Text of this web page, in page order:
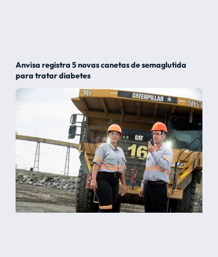
Anvisa registra 5 novas canetas de semaglutida
para tratar diabetes